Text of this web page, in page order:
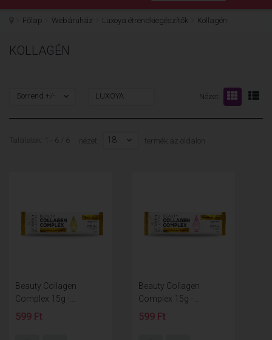
Főlap Webáruház Luxoya étrendkiegészítők Kollagén
KOLLAGÉN
Nézet:
Sorrend +/- LUXOYA
Találatok: 1 - 6 / 6 nézet: 18 termék az oldalon
Beauty Collagen
Complex 15g -...
599 Ft
Beauty Collagen
Complex 15g -...
599 Ft